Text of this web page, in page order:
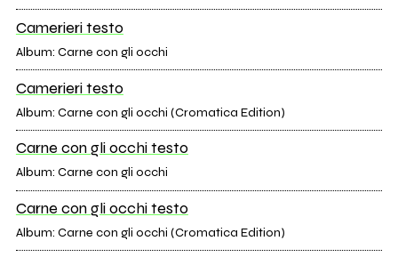
Camerieri testo
Album: Carne con gli occhi
Camerieri testo
Album: Carne con gli occhi (Cromatica Edition)
Carne con gli occhi testo
Album: Carne con gli occhi
Carne con gli occhi testo
Album: Carne con gli occhi (Cromatica Edition)